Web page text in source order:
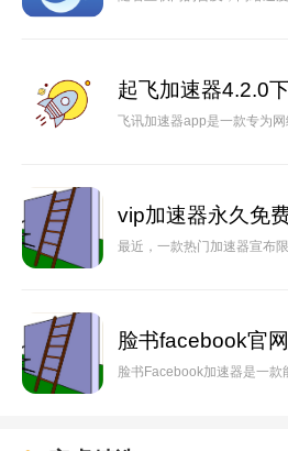
起飞加速器4.2.0
飞讯加速器app是一款专为
vip加速器永久免
最近，一款热门加速器宣布
脸书facebook官
脸书Facebook加速器是一